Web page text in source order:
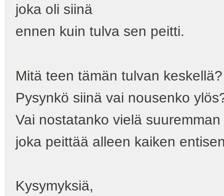
joka oli siinä
ennen kuin tulva sen peitti.
Mitä teen tämän tulvan keskellä?
Pysynkö siinä vai nousenko
Vai nostatanko vielä
joka peittää alleen kaiken
Kysymyksiä,